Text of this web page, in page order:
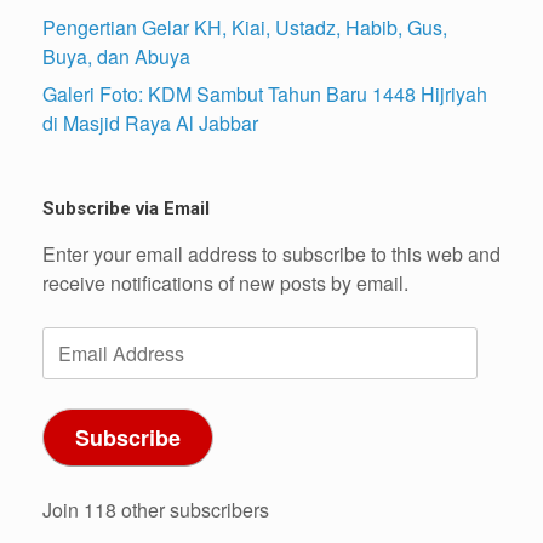
Pengertian Gelar KH, Kiai, Ustadz, Habib, Gus,
Buya, dan Abuya
Galeri Foto: KDM Sambut Tahun Baru 1448 Hijriyah
di Masjid Raya Al Jabbar
Subscribe via Email
Enter your email address to subscribe to this web and
receive notifications of new posts by email.
Email
Address
Subscribe
Join 118 other subscribers